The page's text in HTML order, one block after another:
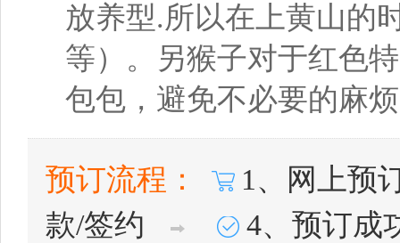
放养型.所以在上黄山的
等）。另猴子对于红色
包包，避免不必要的麻
预订流程：
1、网上预
款/签约
4、预订成